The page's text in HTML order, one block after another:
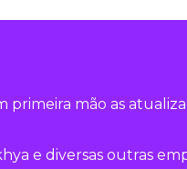
primeira mão as
e diversas outras